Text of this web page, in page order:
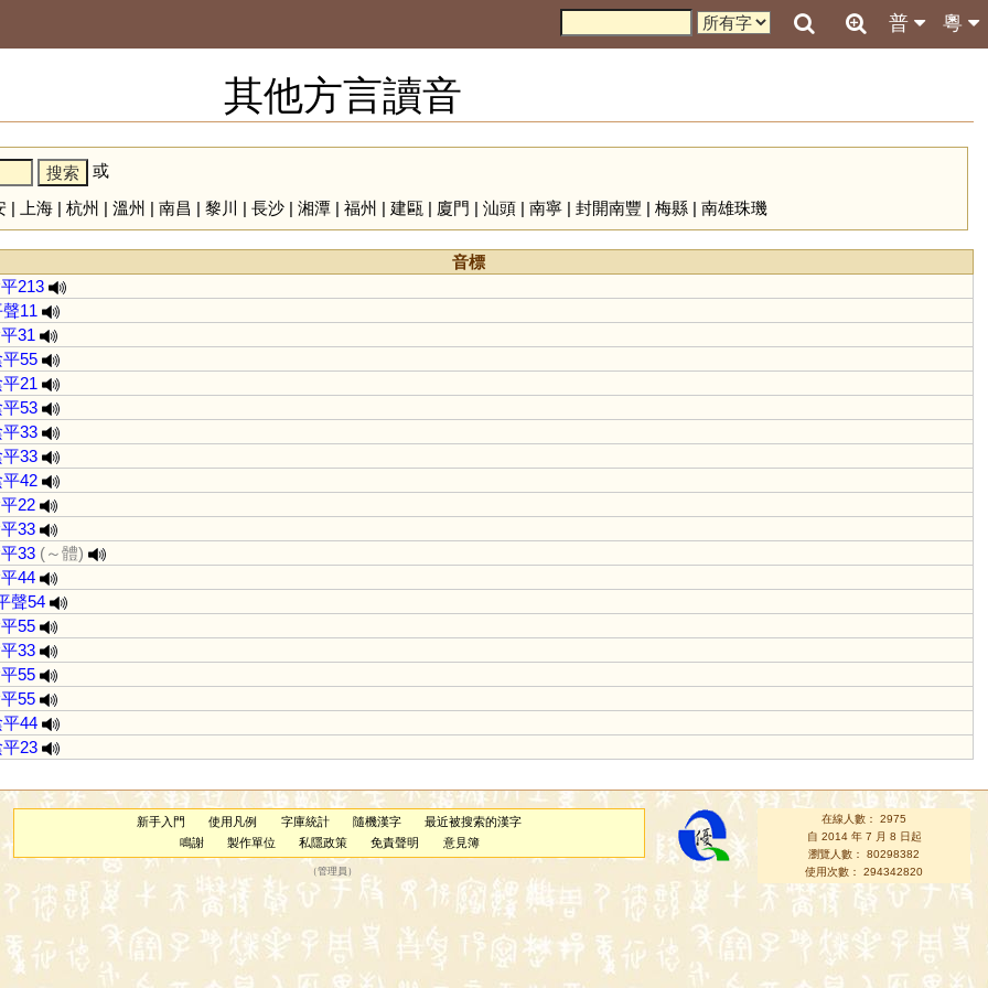
粵
普
其他方言讀音
或
| 上海| 杭州 | 溫州 | 南昌 | 黎川 | 長沙| 湘潭| 福州 | 建甌 | 廈門 | 汕頭| 南寧| 封開南豐 | 梅縣| 南雄珠璣
音標
213
11
31
55
21
53
33
33
42
22
33
33 (～體)
44
聲54
55
33
55
55
44
23
新手入門 使用凡例 字庫統計 隨機漢字
最近被搜索的漢字
鳴謝
製作單位 私隱政策 免責聲明 意見簿
（管理員 ）
在線人數： 2975
自 2014 年 7 月 8 日起
瀏覽人數： 80298382
使用次數： 294342820